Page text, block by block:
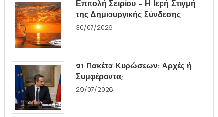
Επιτολή Σειρίου – Η Ιερή Στιγμή
της Δημιουργικής Σύνδεσης
30/07/2026
21 Πακέτα Κυρώσεων: Αρχές ή
Συμφέροντα;
29/07/2026